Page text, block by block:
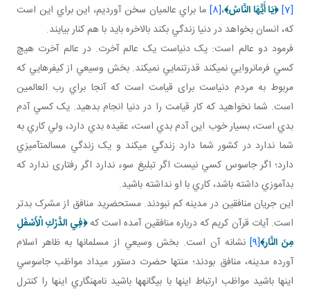
[7]
﴿يَا أَيُّهَا النَّاسُ﴾،[8]
ما براي عالميان سخن آورديم، اين براي اين است
که، انسان بخواهد در دنيا زندگي بکند بالاخره بايد با هم کنار بيايند.
فرمود دو عالم است: يک دنياست يک عالم آخرت. در عالم آخرت هيچ
کسي فرمانروايي نمي کند قدرت نمايي نمي کند. بخش وسيعي از کيفرهايي که
مربوط به مردم دنياست برای قيامت است که آنجا براي رب العالمين
است. شما نخواهيد که کار قيامت را در دنيا انجام بدهيد. يک کسي آدم
بدي است، بسيار خوب اين آدم بدي است، عقيده بدي دارد، ولي کاري به
شما ندارد در کشور شما دارد زندگي مي کند و يک زندگي مسالمت آميزي
دارد؛ اگر جاسوس کسي نيست اگر تبليغ سوء ندارد اگر رفتاری ندارد که
بدآموزي داشته باشد، کاري با او نداشته باشيد.
اين جريان منافقين در مدينه کم نبودند. مستحضريد منافق از مشرک بدتر
است. آيات قرآن کريم که درباره منافقين آمده است که﴿فِي الدَّرْكِ الْأَسْفَلِ
مِنَ النَّار﴾[9] نشانه آن است. بخش وسيعي از مسلمان ها به ظاهر اسلام
آورده مدينه، منافق بودند؛ منتها حضرت دستور مي داد مواظب جاسوسي
اينها باشيد مواظب ارتباط اينها با بيگانه ها باشيد نامه نگاري اينها را کنترل